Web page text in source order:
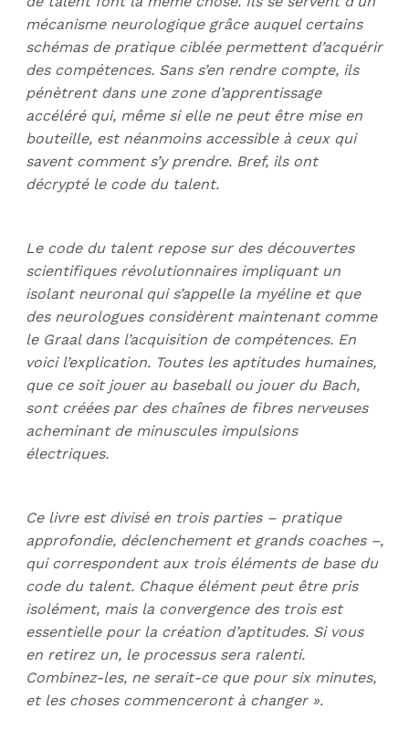
mécanisme neurologique grâce auquel certains
schémas de pratique ciblée permettent d’acquérir
des compétences. Sans s’en rendre compte, ils
pénètrent dans une zone d’apprentissage
accéléré qui, même si elle ne peut être mise en
bouteille, est néanmoins accessible à ceux qui
savent comment s’y prendre. Bref, ils ont
décrypté le code du talent.
Le code du talent repose sur des découvertes
scientifiques révolutionnaires impliquant un
isolant neuronal qui s’appelle la myéline et que
des neurologues considèrent maintenant comme
le Graal dans l’acquisition de compétences. En
voici l’explication. Toutes les aptitudes humaines,
que ce soit jouer au baseball ou jouer du Bach,
sont créées par des chaînes de fibres nerveuses
acheminant de minuscules impulsions
électriques.
Ce livre est divisé en trois parties – pratique
approfondie, déclenchement et grands coaches –,
qui correspondent aux trois éléments de base du
code du talent. Chaque élément peut être pris
isolément, mais la convergence des trois est
essentielle pour la création d’aptitudes. Si vous
en retirez un, le processus sera ralenti.
Combinez-les, ne serait-ce que pour six minutes,
et les choses commenceront à changer ».